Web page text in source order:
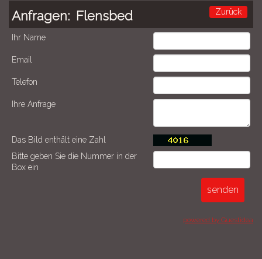
Zurück
Anfragen: Flensbed
Ihr Name
Email
Telefon
Ihre Anfrage
Das Bild enthält eine Zahl
Bitte geben Sie die Nummer in der
Box ein
powered by Guestidea